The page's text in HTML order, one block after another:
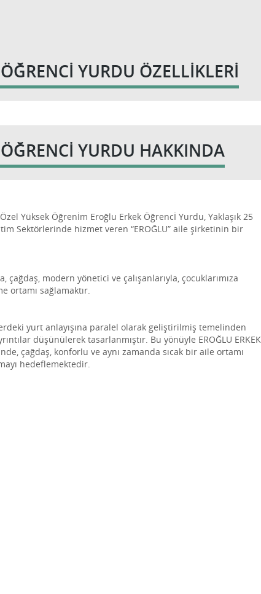
YURDU ÖZELLIKLERI
YURDU HAKKINDA
Yüksek Öğrenİm Eroğlu Erkek Öğrencİ Yurdu, Yaklaşık 25
Sektörlerinde hizmet veren “EROĞLU” aile şirketinin bir
modern yönetici ve çalışanlarıyla, çocuklarımıza
ortamı sağlamaktır.
yurt anlayışına paralel olarak geliştirilmiş temelinden
düşünülerek tasarlanmıştır. Bu yönüyle EROĞLU ERKEK
çağdaş, konforlu ve aynı zamanda sıcak bir aile ortamı
hedeflemektedir.